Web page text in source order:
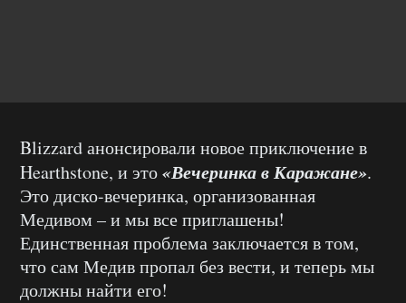
Blizzard анонсировали новое приключение в
Hearthstone, и это«Вечеринка в Каражане».
Это диско-вечеринка, организованная
Медивом – и мы все приглашены!
Единственная проблема заключается в том,
что сам Медив пропал без вести, и теперь мы
должны найти его!